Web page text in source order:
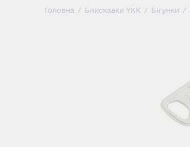
Головна / Блискавки YKK / Бігунки /